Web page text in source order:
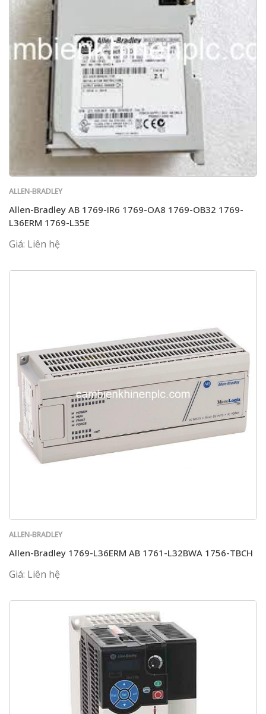
ALLEN-BRADLEY
Allen-Bradley AB 1769-IR6 1769-OA8 1769-OB32 1769-
L36ERM 1769-L35E
Giá: Liên hệ
ALLEN-BRADLEY
Allen-Bradley 1769-L36ERM AB 1761-L32BWA 1756-TBCH
Giá: Liên hệ